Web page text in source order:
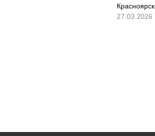
Красноярск
27.03.2026